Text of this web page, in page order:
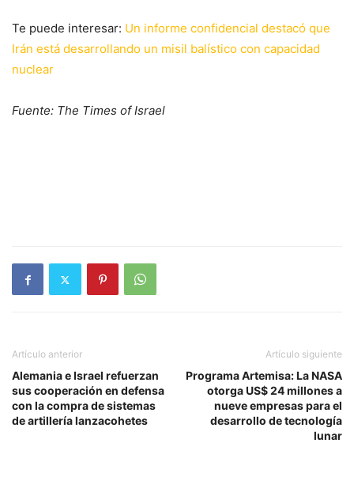
Te puede interesar: Un informe confidencial destacó que
Irán está desarrollando un misil balístico con capacidad
nuclear
Fuente: The Times of Israel
Artículo anterior
Alemania e Israel refuerzan
sus cooperación en defensa
con la compra de sistemas
de artillería lanzacohetes
Artículo siguiente
Programa Artemisa: La NASA
otorga US$ 24 millones a
nueve empresas para el
desarrollo de tecnología
lunar